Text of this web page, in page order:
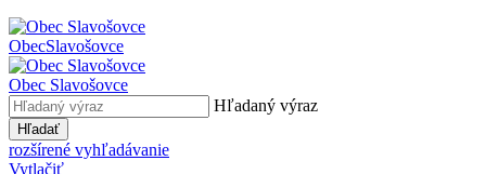
ObecSlavošovce
Obec Slavošovce
Hľadaný výraz
Hľadať
rozšírené vyhľadávanie
Vytlačiť